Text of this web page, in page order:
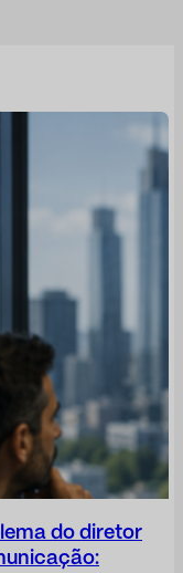
do diretor